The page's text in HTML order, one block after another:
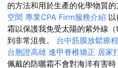
的方法和用於生產的化學物質的
空間 專業CPA Firm服務介紹
霜以保護我免受太陽的紫外線
到非常沮喪。 台中筋膜放鬆療
台胞證高雄 逢甲脊椎矯正 居家
佩戴的防曬霜不會對海洋有害時